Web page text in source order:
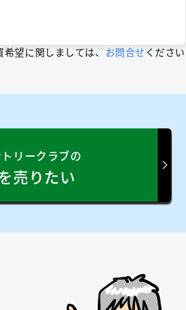
望に関しましては、 お問合せ ください
リークラブの
売りたい